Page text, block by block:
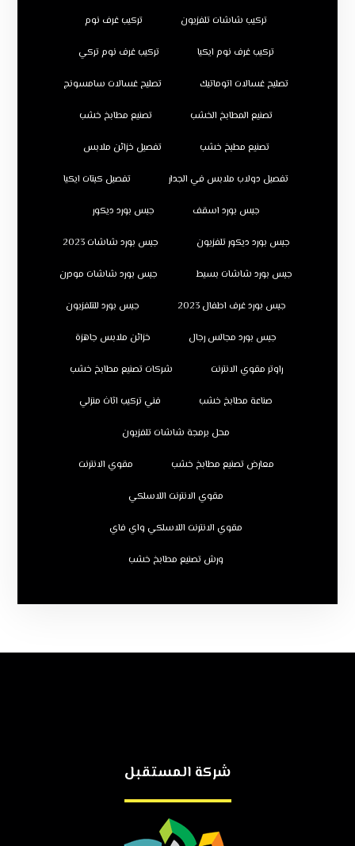
تركيب شاشات تلفزيون تركيب غرف نوم
تركيب غرف نوم ايكيا تركيب غرف نوم تركي
تصليح غسالات اتوماتيك تصليح غسالات سامسونج
تصنيع المطابخ الخشب تصنيع مطابخ خشب
تصنيع مطبخ خشب تفصيل خزائن ملابس
تفصيل دولاب ملابس في الجدار تفصيل كبتات ايكيا
جبس بورد اسقف جبس بورد ديكور
جبس بورد ديكور تلفزيون جبس بورد شاشات 2023
جبس بورد شاشات بسيط جبس بورد شاشات مودرن
جبس بورد غرف اطفال 2023 جبس بورد للتلفزيون
جبس بورد مجالس رجال خزائن ملابس جاهزة
راوتر مقوي الانترنت شركات تصنيع مطابخ خشب
صناعة مطابخ خشب فني تركيب اثاث منزلي
محل برمجة شاشات تلفزيون
معارض تصنيع مطابخ خشب مقوي الانترنت
مقوي الانترنت اللاسلكي
مقوي الانترنت اللاسلكي واي فاي
ورش تصنيع مطابخ خشب
شركة المستقبل